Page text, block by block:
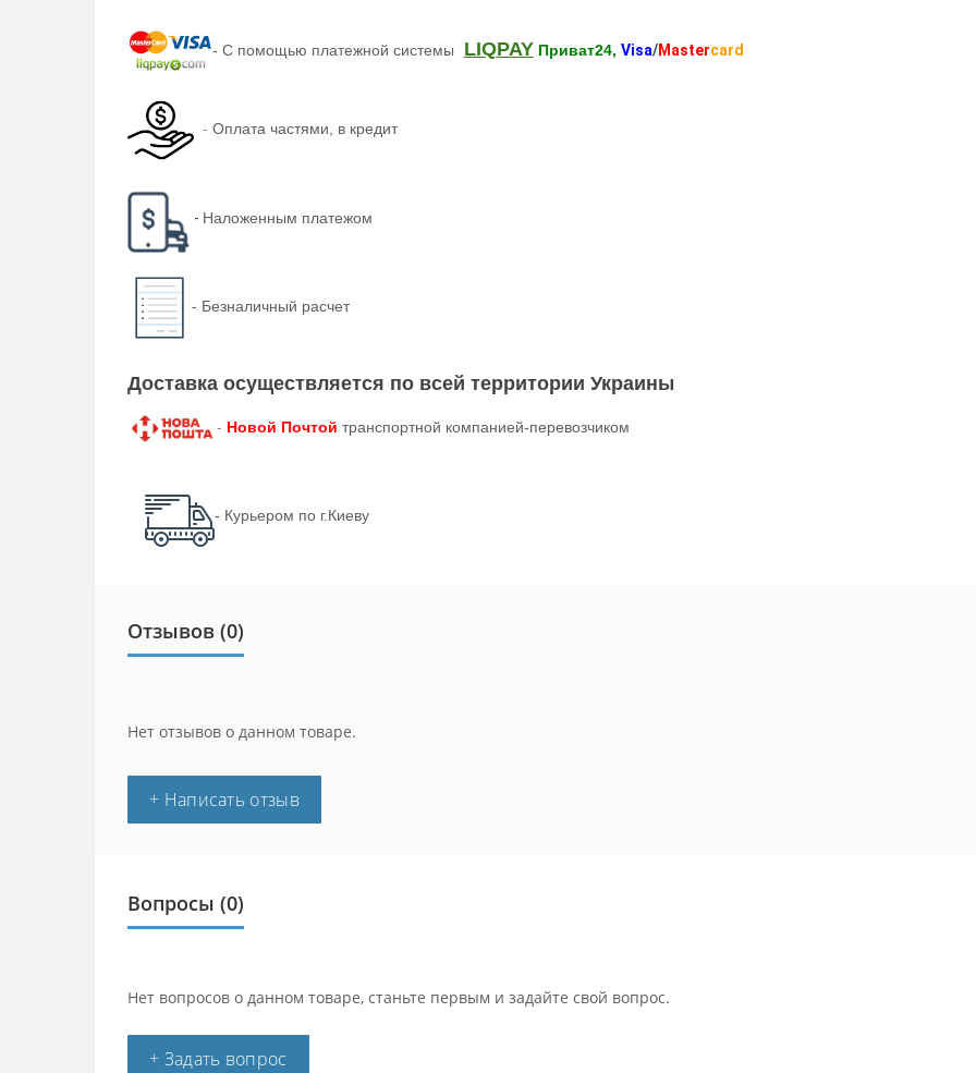
- С помощью платежной системы LIQPAY Приват24, Visa/Mastercard
- Оплата частями, в кредит
- Наложенным платежом
- Безналичный расчет
Доставка осуществляется по всей территории Украины
- Новой Почтой транспортной компанией-перевозчиком
- Курьером по г.Киеву
Отзывов (0)
Нет отзывов о данном товаре.
+ Написать отзыв
Вопросы (0)
Нет вопросов о данном товаре, станьте первым и задайте свой вопрос.
+ Задать вопрос